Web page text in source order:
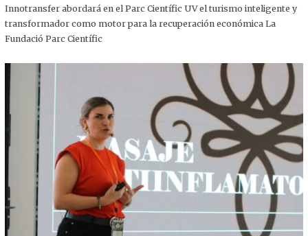
,
0
2
Innotransfer abordará en el Parc Científic UV el turismo inteligente y
transformador como motor para la recuperación económica La
Fundació Parc Científic